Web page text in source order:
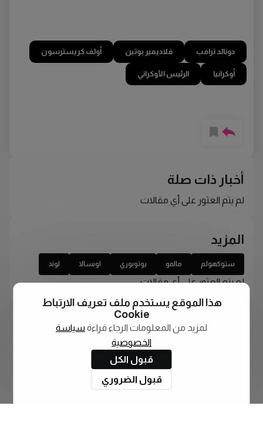
دونالد ترامب فلاديمير بوتين أولف كريسترسون
أوكرانيا الرئيس الأوكراني
أخبار ذات صلة
لم يتم العثور على أي مقالات
المزيد
ستوكهولم مالمو يوتوبوري اوبسالا لوند
لم يتم العثور على أي مقالات
هذا الموقع يستخدم ملف تعريف الارتباط
Cookie
لمزيد من المعلومات الرجاء قراءة سياسة
الخصوصية
قبول الكل
قبول الضروري